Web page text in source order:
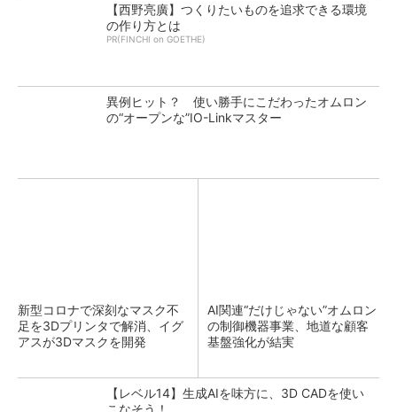
【西野亮廣】つくりたいものを追求できる環境
の作り方とは
PR(FINCHI on GOETHE)
異例ヒット？ 使い勝手にこだわったオムロン
の“オープンな”IO-Linkマスター
新型コロナで深刻なマスク不
足を3Dプリンタで解消、イグ
アスが3Dマスクを開発
AI関連“だけじゃない”オムロン
の制御機器事業、地道な顧客
基盤強化が結実
【レベル14】生成AIを味方に、3D CADを使い
こなそう！